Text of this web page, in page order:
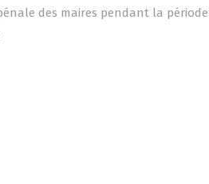
des maires pendant la période